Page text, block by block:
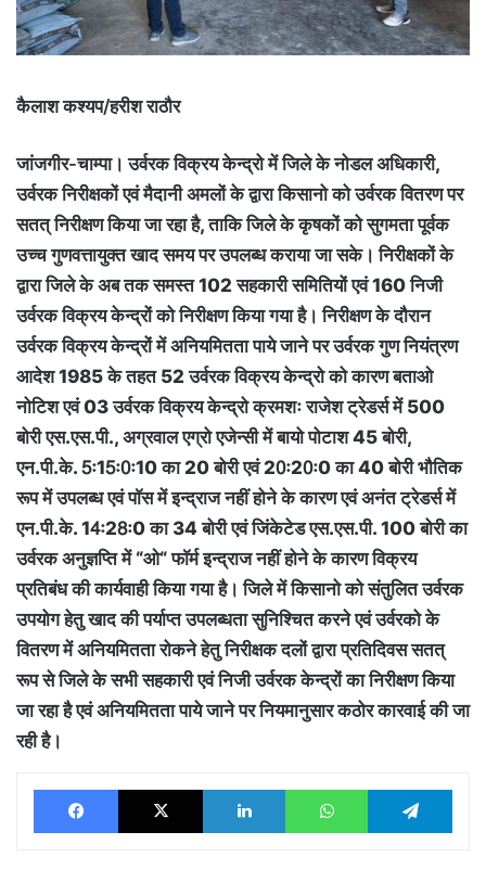
कैलाश कश्यप/हरीश राठौर
जांजगीर-चाम्पा। उर्वरक विक्रय केन्द्रो में जिले के नोडल अधिकारी,
उर्वरक निरीक्षकों एवं मैदानी अमलों के द्वारा किसानो को उर्वरक वितरण पर
सतत् निरीक्षण किया जा रहा है, ताकि जिले के कृषकों को सुगमता पूर्वक
उच्च गुणवत्तायुक्त खाद समय पर उपलब्ध कराया जा सके। निरीक्षकों के
द्वारा जिले के अब तक समस्त 102 सहकारी समितियों एवं 160 निजी
उर्वरक विक्रय केन्द्रों को निरीक्षण किया गया है। निरीक्षण के दौरान
उर्वरक विक्रय केन्द्रों में अनियमितता पाये जाने पर उर्वरक गुण नियंत्रण
आदेश 1985 के तहत 52 उर्वरक विक्रय केन्द्रो को कारण बताओ
नोटिश एवं 03 उर्वरक विक्रय केन्द्रो क्रमशः राजेश ट्रेडर्स में 500
बोरी एस.एस.पी., अग्रवाल एग्रो एजेन्सी में बायो पोटाश 45 बोरी,
एन.पी.के. 5ः15ः0ः10 का 20 बोरी एवं 20ः20ः0 का 40 बोरी भौतिक
रूप में उपलब्ध एवं पाॅस में इन्द्राज नहीं होने के कारण एवं अनंत ट्रेडर्स में
एन.पी.के. 14ः28ः0 का 34 बोरी एवं जिंकेटेड एस.एस.पी. 100 बोरी का
उर्वरक अनुज्ञप्ति में “ओ“ फाॅर्म इन्द्राज नहीं होने के कारण विक्रय
प्रतिबंध की कार्यवाही किया गया है। जिले में किसानो को संतुलित उर्वरक
उपयोग हेतु खाद की पर्याप्त उपलब्धता सुनिश्चित करने एवं उर्वरको के
वितरण में अनियमितता रोकने हेतु निरीक्षक दलों द्वारा प्रतिदिवस सतत्
रूप से जिले के सभी सहकारी एवं निजी उर्वरक केन्द्रों का निरीक्षण किया
जा रहा है एवं अनियमितता पाये जाने पर नियमानुसार कठोर कारवाई की जा
रही है।
Facebook X LinkedIn WhatsApp